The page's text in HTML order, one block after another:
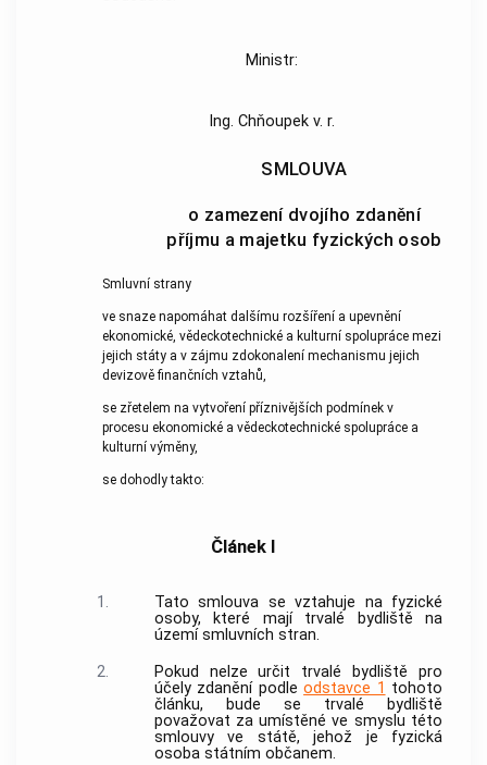
Ministr:
Ing. Chňoupek v. r.
SMLOUVA
o zamezení dvojího zdanění
příjmu a majetku fyzických osob
Smluvní strany
ve snaze napomáhat dalšímu rozšíření a upevnění
ekonomické, vědeckotechnické a kulturní spolupráce mezi
jejich státy a v zájmu zdokonalení mechanismu jejich
devizově finančních vztahů,
se zřetelem na vytvoření příznivějších podmínek v
procesu ekonomické a vědeckotechnické spolupráce a
kulturní výměny,
se dohodly takto:
Článek I
1.
Tato smlouva se vztahuje na fyzické
osoby, které mají trvalé bydliště na
území smluvních stran.
2.
Pokud nelze určit trvalé bydliště pro
účely zdanění podleodstavce 1 tohoto
článku, bude se trvalé bydliště
považovat za umístěné ve smyslu této
smlouvy ve státě, jehož je fyzická
osoba státním občanem.